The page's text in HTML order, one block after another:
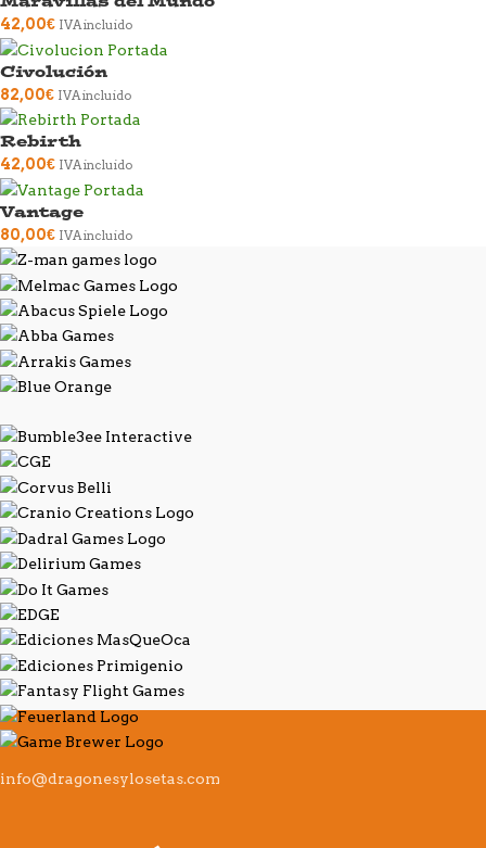
42,00€ IVA incluido
Civolución
82,00€ IVA incluido
Rebirth
42,00€ IVA incluido
Vantage
80,00€ IVA incluido
info@dragonesylosetas.com